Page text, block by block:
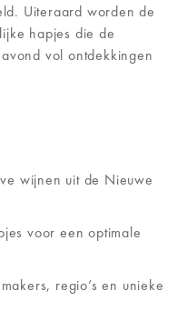
Uiteraard worden de
hapjes die de
vol ontdekkingen
wijnen uit de Nieuwe
voor een optimale
regio’s en unieke